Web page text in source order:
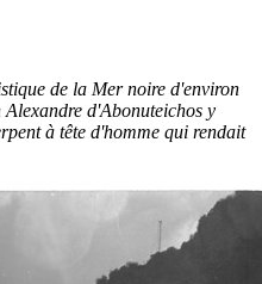
de la Mer noire d'environ
d'Abonuteichos y
à tête d'homme qui rendait